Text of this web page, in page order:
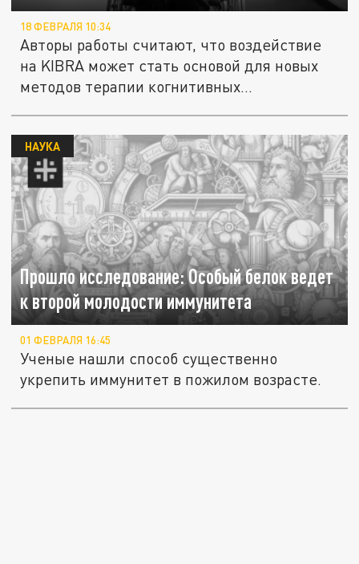
18 ФЕВРАЛЯ 10:34
Авторы работы считают, что воздействие
на KIBRA может стать основой для новых
методов терапии когнитивных...
Прошло исследование: Особый белок ведет
к второй молодости иммунитета
НАУКА
01 ФЕВРАЛЯ 16:45
Ученые нашли способ существенно
укрепить иммунитет в пожилом возрасте.